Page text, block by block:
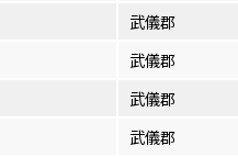
武儀郡
武儀郡
武儀郡
武儀郡